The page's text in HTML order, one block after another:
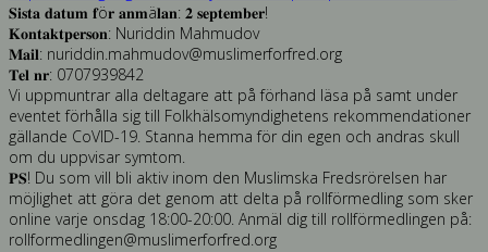
𝐒𝐢𝐬𝐭𝐚 𝐝𝐚𝐭𝐮𝐦 𝐟ö𝐫 𝐚𝐧𝐦ä𝐥𝐚𝐧: 𝟐 𝐬𝐞𝐩𝐭𝐞𝐦𝐛𝐞𝐫!
𝐊𝐨𝐧𝐭𝐚𝐤𝐭𝐩𝐞𝐫𝐬𝐨𝐧: Nuriddin Mahmudov
𝐌𝐚𝐢𝐥: nuriddin.mahmudov@muslimerforfred.org
𝐓𝐞𝐥 𝐧𝐫: 0707939842
Vi uppmuntrar alla deltagare att på förhand läsa på samt under
eventet förhålla sig till Folkhälsomyndighetens rekommendationer
gällande CoVID-19. Stanna hemma för din egen och andras skull
om du uppvisar symtom.
𝐏𝐒! Du som vill bli aktiv inom den Muslimska Fredsrörelsen har
möjlighet att göra det genom att delta på rollförmedling som sker
online varje onsdag 18:00-20:00. Anmäl dig till rollförmedlingen på:
rollformedlingen@muslimerforfred.org